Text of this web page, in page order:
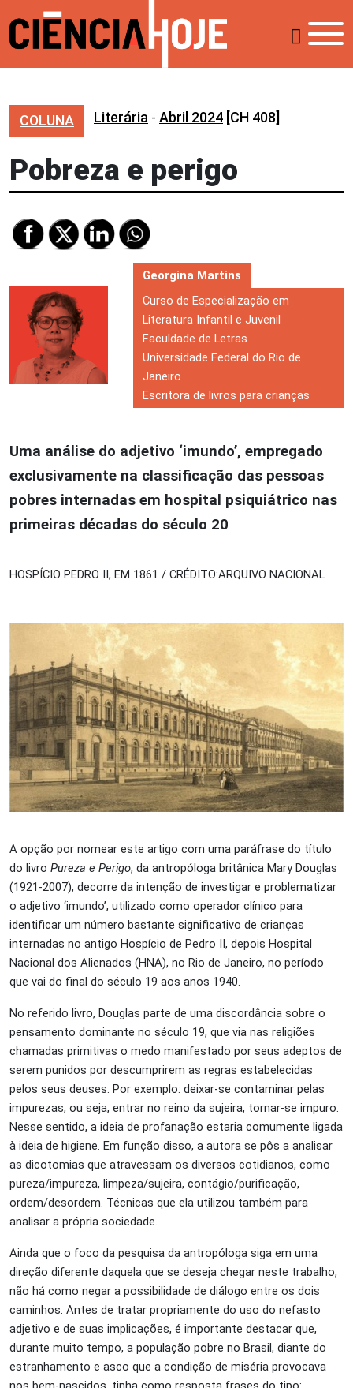
COLUNA Literária - Abril 2024 [CH 408]
Pobreza e perigo
Georgina Martins
Curso de Especialização em
Literatura Infantil e Juvenil
Faculdade de Letras
Universidade Federal do Rio de
Janeiro
Escritora de livros para crianças
Uma análise do adjetivo ‘imundo’, empregado
exclusivamente na classificação das pessoas
pobres internadas em hospital psiquiátrico nas
primeiras décadas do século 20
HOSPÍCIO PEDRO II, EM 1861 / CRÉDITO:ARQUIVO NACIONAL
A opção por nomear este artigo com uma paráfrase do título
do livro Pureza e Perigo, da antropóloga britânica Mary Douglas
(1921-2007), decorre da intenção de investigar e problematizar
o adjetivo ‘imundo’, utilizado como operador clínico para
identificar um número bastante significativo de crianças
internadas no antigo Hospício de Pedro II, depois Hospital
Nacional dos Alienados (HNA), no Rio de Janeiro, no período
que vai do final do século 19 aos anos 1940.
No referido livro, Douglas parte de uma discordância sobre o
pensamento dominante no século 19, que via nas religiões
chamadas primitivas o medo manifestado por seus adeptos de
serem punidos por descumprirem as regras estabelecidas
pelos seus deuses. Por exemplo: deixar-se contaminar pelas
impurezas, ou seja, entrar no reino da sujeira, tornar-se impuro.
Nesse sentido, a ideia de profanação estaria comumente ligada
à ideia de higiene. Em função disso, a autora se pôs a analisar
as dicotomias que atravessam os diversos cotidianos, como
pureza/impureza, limpeza/sujeira, contágio/purificação,
ordem/desordem. Técnicas que ela utilizou também para
analisar a própria sociedade.
Ainda que o foco da pesquisa da antropóloga siga em uma
direção diferente daquela que se deseja chegar neste trabalho,
não há como negar a possibilidade de diálogo entre os dois
caminhos. Antes de tratar propriamente do uso do nefasto
adjetivo e de suas implicações, é importante destacar que,
durante muito tempo, a população pobre no Brasil, diante do
estranhamento e asco que a condição de miséria provocava